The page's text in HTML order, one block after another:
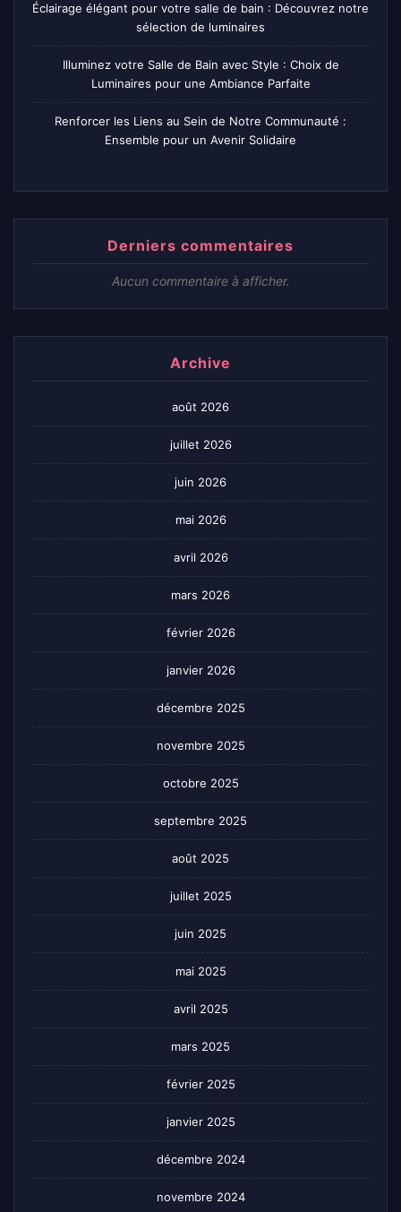
Éclairage élégant pour votre salle de bain : Découvrez notre
sélection de luminaires
Illuminez votre Salle de Bain avec Style : Choix de
Luminaires pour une Ambiance Parfaite
Renforcer les Liens au Sein de Notre Communauté :
Ensemble pour un Avenir Solidaire
Derniers commentaires
Aucun commentaire à afficher.
Archive
août 2026
juillet 2026
juin 2026
mai 2026
avril 2026
mars 2026
février 2026
janvier 2026
décembre 2025
novembre 2025
octobre 2025
septembre 2025
août 2025
juillet 2025
juin 2025
mai 2025
avril 2025
mars 2025
février 2025
janvier 2025
décembre 2024
novembre 2024